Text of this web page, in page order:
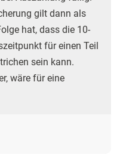
gilt dann als
hat, dass die 10-
für einen Teil
sein kann.
wäre für eine